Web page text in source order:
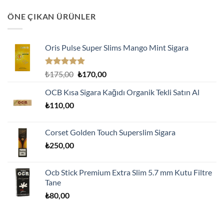
ÖNE ÇIKAN ÜRÜNLER
Oris Pulse Super Slims Mango Mint Sigara
5 üzerinden
oy
aldı
₺175,00 Orijinal
₺175,00.
₺170,00Şu
fiyat:
OCB Kısa Sigara Kağıdı Organik Tekli Satın Al
₺110,00
Corset Golden Touch Superslim Sigara
₺250,00
Ocb Stick Premium Extra Slim 5.7 mm Kutu Filtre
Tane
₺80,00